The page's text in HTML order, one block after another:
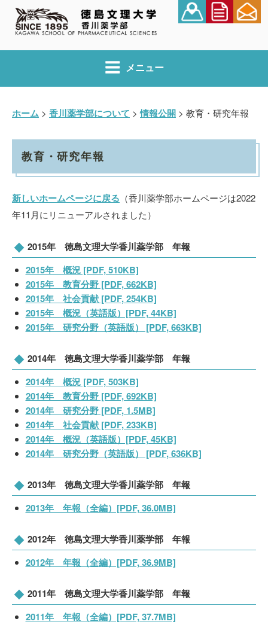
ン
メニュー
ホーム > 香川薬学部について >情報公開 > 教育・研究年報
教育・研究年報
新しいホームページに戻る （香川薬学部ホームページは2022
年11月にリニューアルされました）
2015年 徳島文理大学香川薬学部 年報
2015年 概況 [PDF, 510KB]
2015年 教育分野 [PDF, 662KB]
2015年 社会貢献 [PDF, 254KB]
2015年 概況（英語版）[PDF, 44KB]
2015年 研究分野（英語版） [PDF, 663KB]
2014年 徳島文理大学香川薬学部 年報
2014年 概況 [PDF, 503KB]
2014年 教育分野 [PDF, 692KB]
2014年 研究分野 [PDF, 1.5MB]
2014年 社会貢献 [PDF, 233KB]
2014年 概況（英語版）[PDF, 45KB]
2014年 研究分野（英語版） [PDF, 636KB]
2013年 徳島文理大学香川薬学部 年報
2013年 年報（全編）[PDF, 36.0MB]
2012年 徳島文理大学香川薬学部 年報
2012年 年報（全編）[PDF, 36.9MB]
2011年 徳島文理大学香川薬学部 年報
2011年 年報（全編）[PDF, 37.7MB]